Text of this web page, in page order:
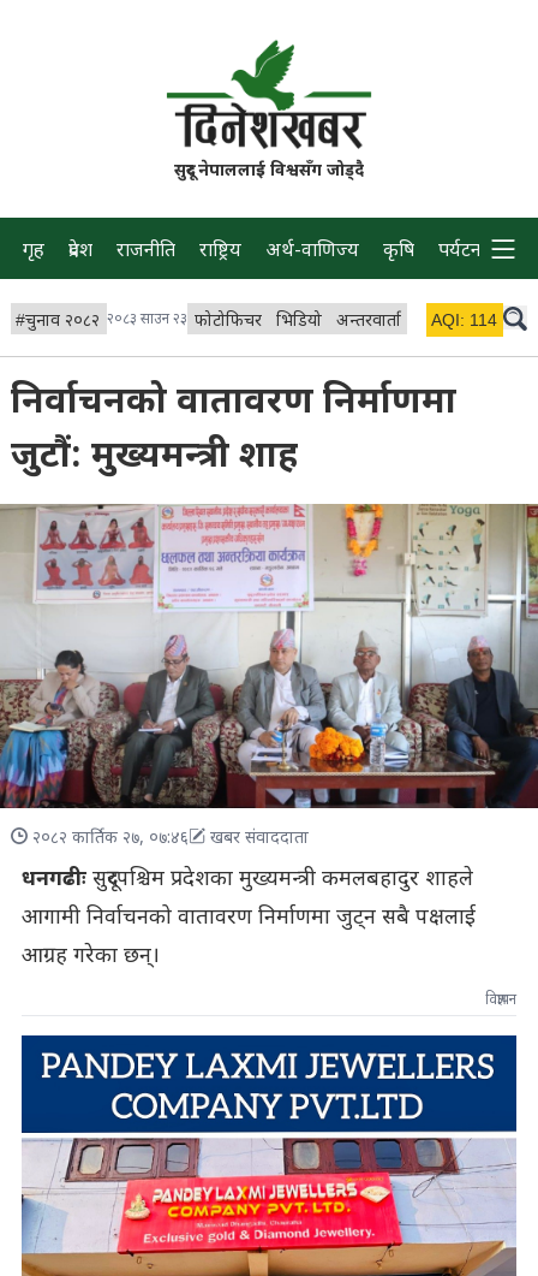
सुदूर नेपाललाई विश्वसँग जोड्दै
गृह प्रदेश राजनीति राष्ट्रिय अर्थ-वाणिज्य कृषि पर्यटन प्रवास
#चुनाव २०८२ २०८३ साउन २३ फोटोफिचर भिडियो अन्तरवार्ता विचार/ब्लग
AQI: 114
निर्वाचनको वातावरण निर्माणमा
जुटौं: मुख्यमन्त्री शाह
२०८२ कार्तिक २७, ०७:४६ खबर संवाददाता
धनगढीःसुदूरपश्चिम प्रदेशका मुख्यमन्त्री कमलबहादुर शाहले
आगामी निर्वाचनको वातावरण निर्माणमा जुट्न सबै पक्षलाई
आग्रह गरेका छन्।
विज्ञापन